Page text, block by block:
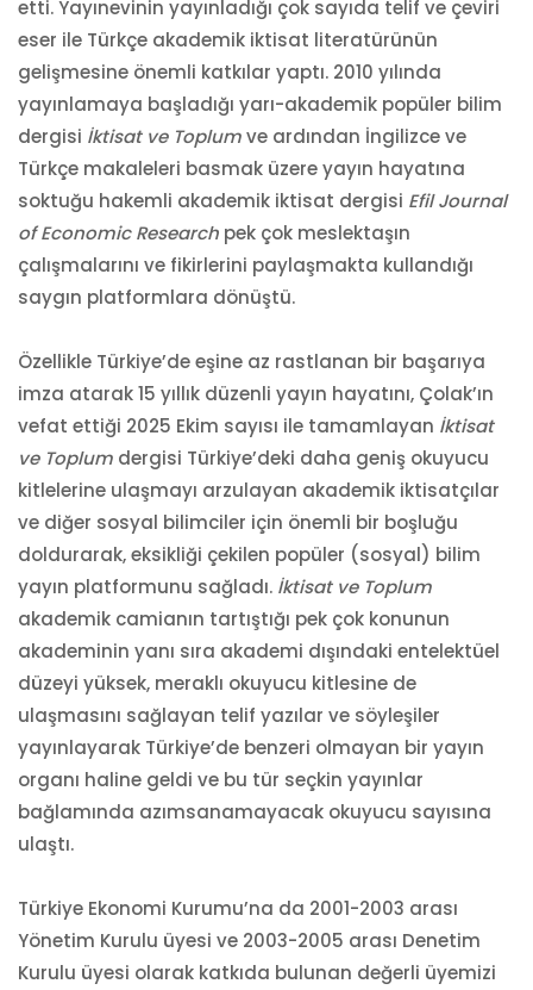
etti. Yayınevinin yayınladığı çok sayıda telif ve çeviri
eser ile Türkçe akademik iktisat literatürünün
gelişmesine önemli katkılar yaptı. 2010 yılında
yayınlamaya başladığı yarı-akademik popüler bilim
dergisi İktisat ve Toplumve ardından İngilizce ve
Türkçe makaleleri basmak üzere yayın hayatına
soktuğu hakemli akademik iktisat dergisi Efil Journal
of Economic Research pek çok meslektaşın
çalışmalarını ve fikirlerini paylaşmakta kullandığı
saygın platformlara dönüştü.
Özellikle Türkiye’de eşine az rastlanan bir başarıya
imza atarak 15 yıllık düzenli yayın hayatını, Çolak’ın
vefat ettiği 2025 Ekim sayısı ile tamamlayan İktisat
ve Toplum dergisi Türkiye’deki daha geniş okuyucu
kitlelerine ulaşmayı arzulayan akademik iktisatçılar
ve diğer sosyal bilimciler için önemli bir boşluğu
doldurarak, eksikliği çekilen popüler (sosyal) bilim
yayın platformunu sağladı. İktisat ve Toplum
akademik camianın tartıştığı pek çok konunun
akademinin yanı sıra akademi dışındaki entelektüel
düzeyi yüksek, meraklı okuyucu kitlesine de
ulaşmasını sağlayan telif yazılar ve söyleşiler
yayınlayarak Türkiye’de benzeri olmayan bir yayın
organı haline geldi ve bu tür seçkin yayınlar
bağlamında azımsanamayacak okuyucu sayısına
ulaştı.
Türkiye Ekonomi Kurumu’na da 2001-2003 arası
Yönetim Kurulu üyesi ve 2003-2005 arası Denetim
Kurulu üyesi olarak katkıda bulunan değerli üyemizi